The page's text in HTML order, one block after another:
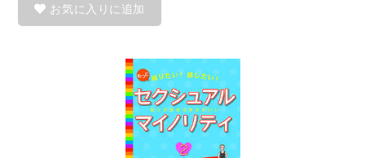
お気に入りに追加